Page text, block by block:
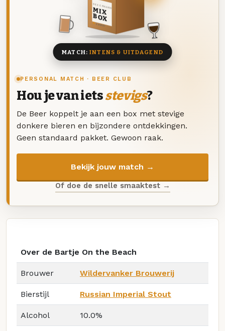
PERSONAL MATCH · BEER CLUB
Hou je van ietsstevigs?
De Beer koppelt je aan een box met stevige
donkere bieren en bijzondere ontdekkingen.
Geen standaard pakket. Gewoon raak.
Bekijk jouw match →
Of doe de snelle smaaktest →
DEZE MAAND
MIX
BOX
8 BIEREN
MATCH:INTENS & UITDAGEND
Over de Bartje On the Beach
Brouwer Wildervanker Brouwerij
Bierstijl Russian Imperial Stout
Alcohol 10.0%